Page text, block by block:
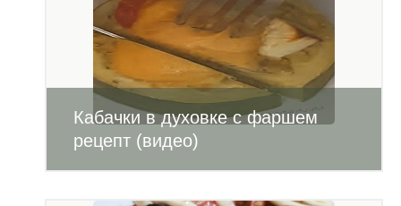
Кабачки в духовке с фаршем
рецепт (видео)